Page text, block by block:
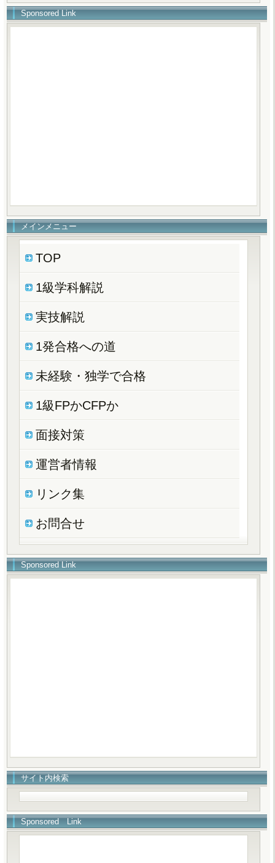
Sponsored Link
メインメニュー
TOP
1級学科解説
実技解説
1発合格への道
未経験・独学で合格
1級FPかCFPか
面接対策
運営者情報
リンク集
お問合せ
Sponsored Link
サイト内検索
Sponsored Link